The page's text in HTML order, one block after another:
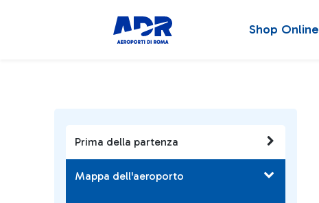
Shop Online
Prima della partenza
Mappa dell'aeroporto